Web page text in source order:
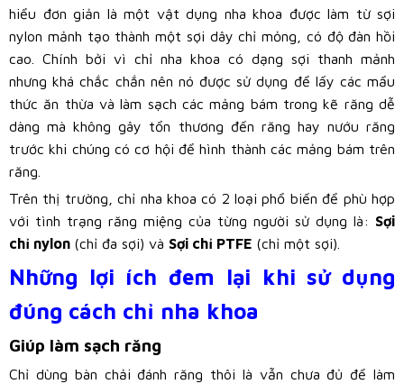
hiểu đơn giản là một vật dụng nha khoa được làm từ sợi
nylon mảnh tạo thành một sợi dây chỉ mỏng, có độ đàn hồi
cao. Chính bởi vì chỉ nha khoa có dạng sợi thanh mảnh
nhưng khá chắc chắn nên nó được sử dụng để lấy các mẩu
thức ăn thừa và làm sạch các mảng bám trong kẽ răng dễ
dàng mà không gây tổn thương đến răng hay nướu răng
trước khi chúng có cơ hội để hình thành các mảng bám trên
răng.
Trên thị trường, chỉ nha khoa có 2 loại phổ biến để phù hợp
với tình trạng răng miệng của từng người sử dụng là: Sợi
chỉ nylon (chỉ đa sợi) và Sợi chỉ PTFE (chỉ một sợi).
Những lợi ích đem lại khi sử dụng
đúng cách chỉ nha khoa
Giúp làm sạch răng
Chỉ dùng bàn chải đánh răng thôi là vẫn chưa đủ để làm